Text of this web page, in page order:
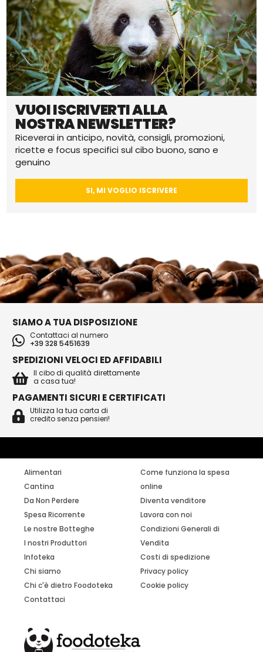
VUOI ISCRIVERTI ALLA
NOSTRA NEWSLETTER?
Riceverai in anticipo, novità, consigli, promozioni,
ricette e focus specifici sul cibo buono, sano e
genuino
SI, MI VOGLIO ISCRIVERE
SIAMO A TUA DISPOSIZIONE
Contattaci al numero
+39 328 5451639
SPEDIZIONI VELOCI ED AFFIDABILI
Il cibo di qualità direttamente
a casa tua!
PAGAMENTI SICURI E CERTIFICATI
Utilizza la tua carta di
credito senza pensieri!
Alimentari
Cantina
Da Non Perdere
Spesa Ricorrente
Le nostre Botteghe
I nostri Produttori
Infoteka
Chi siamo
Chi c'è dietro Foodoteka
Contattaci
Come funziona la spesa
online
Diventa venditore
Lavora con noi
Condizioni Generali di
Vendita
Costi di spedizione
Privacy policy
Cookie policy